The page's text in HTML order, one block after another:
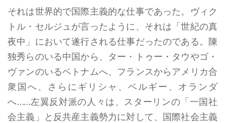
それは世界的で国際主義的な仕事であった。ヴィク
トル・セルジュが言ったように、それは「世紀の真
夜中」において遂行される仕事だったのである。陳
独秀らのいる中国から、ター・トゥー・タウやゴ・
ヴァンのいるベトナムへ、フランスからアメリカ合
衆国へ、さらにギリシャ、ベルギー、オランダ
へ……左翼反対派の人々は、スターリンの「一国社
会主義」と反共産主義勢力に対して、国際社会主義